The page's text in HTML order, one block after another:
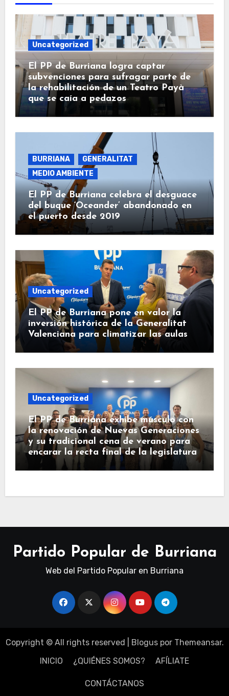
Uncategorized
El PP de Burriana logra captar
subvenciones para sufragar parte de
la rehabilitación de un Teatro Payà
que se caía a pedazos
BURRIANA
GENERALITAT
MEDIO AMBIENTE
El PP de Burriana celebra el desguace
del buque ‘Oceander’ abandonado en
el puerto desde 2019
Uncategorized
El PP de Burriana pone en valor la
inversión histórica de la Generalitat
Valenciana para climatizar las aulas
Uncategorized
El PP de Burriana exhibe músculo con
la renovación de Nuevas Generaciones
y su tradicional cena de verano para
encarar la recta final de la legislatura
Partido Popular de Burriana
Web del Partido Popular en Burriana
Copyright © All rights reserved Bloguspor Themeansar.
INICIO
¿QUIÉNES SOMOS? AFÍLIATE
CONTÁCTANOS